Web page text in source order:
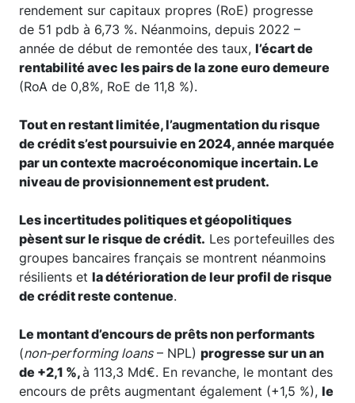
rendement sur capitaux propres (RoE) progresse
de 51 pdb à 6,73 %. Néanmoins, depuis 2022 –
année de début de remontée des taux, l’écart de
rentabilité avec les pairs de la zone euro demeure
(RoA de 0,8%, RoE de 11,8 %).
Tout en restant limitée, l’augmentation du risque
de crédit s’est poursuivie en 2024, année marquée
par un contexte macroéconomique incertain. Le
niveau de provisionnement est prudent.
Les incertitudes politiques et géopolitiques
pèsent sur le risque de crédit. Les portefeuilles des
groupes bancaires français se montrent néanmoins
résilients et la détérioration de leur profil de risque
de crédit reste contenue.
Le montant d’encours de prêts non performants
(non‑performing loans– NPL) progresse sur un an
de +2,1 %,à 113,3 Md€. En revanche, le montant des
encours de prêts augmentant également (+1,5 %), le